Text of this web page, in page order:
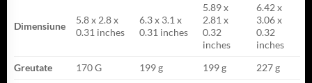
Dimensiune
5.8 x 2.8 x
0.31 inches
6.3 x 3.1 x
0.31 inches
5.89 x
2.81 x
0.32
inches
6.42 x
3.06 x
0.32
inches
Greutate
170 G 199 g 199 g 227 g